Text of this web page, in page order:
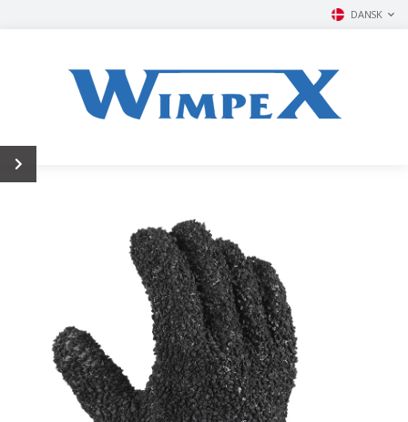
DANSK